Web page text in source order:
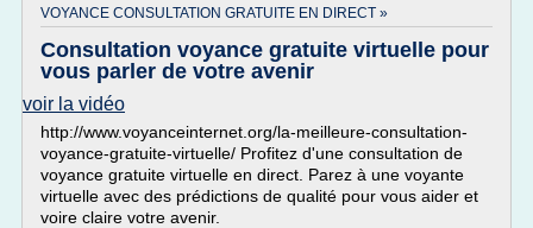
VOYANCE CONSULTATION GRATUITE EN DIRECT »
Consultation voyance gratuite virtuelle pour
vous parler de votre avenir
voir la vidéo
http://www.voyanceinternet.org/la-meilleure-consultation-
voyance-gratuite-virtuelle/ Profitez d'une consultation de
voyance gratuite virtuelle en direct. Parez à une voyante
virtuelle avec des prédictions de qualité pour vous aider et
voire claire votre avenir.